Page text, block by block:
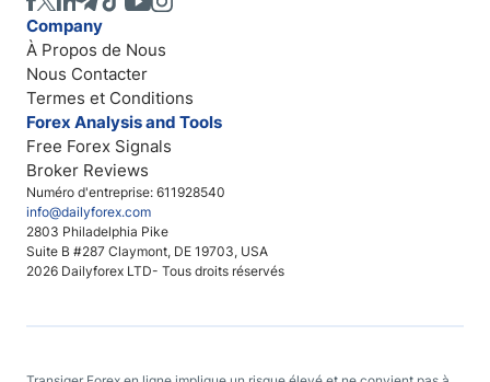
Numéro d'entreprise: 611928540
info@dailyforex.com
2803 Philadelphia Pike
Suite B #287 Claymont, DE 19703, USA
2026 Dailyforex LTD- Tous droits réservés
Company
À Propos de Nous
Nous Contacter
Termes et Conditions
Forex Analysis and Tools
Free Forex Signals
Broker Reviews